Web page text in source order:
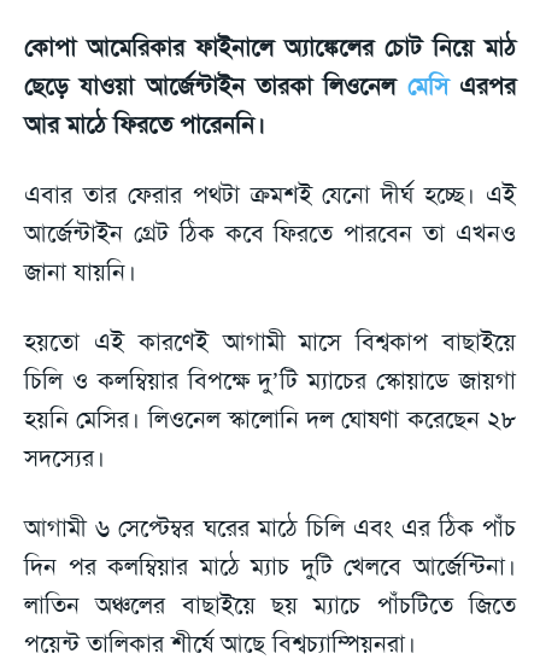
কোপা আমেরিকার ফাইনালে অ্যাঙ্কেলের চোট নিয়ে মাঠ
ছেড়ে যাওয়া আর্জেন্টাইন তারকা লিওনেল মেসিএরপর
আর মাঠে ফিরতে পারেননি।
এবার তার ফেরার পথটা ক্রমশই যেনো দীর্ঘ হচ্ছে। এই
আর্জেন্টাইন গ্রেট ঠিক কবে ফিরতে পারবেন তা এখনও
জানা যায়নি।
হয়তো এই কারণেই আগামী মাসে বিশ্বকাপ বাছাইয়ে
চিলি ও কলম্বিয়ার বিপক্ষে দু’টি ম্যাচের স্কোয়াডে জায়গা
হয়নি মেসির। লিওনেল স্কালোনি দল ঘোষণা করেছেন ২৮
সদস্যের।
আগামী ৬ সেপ্টেম্বর ঘরের মাঠে চিলি এবং এর ঠিক পাঁচ
দিন পর কলম্বিয়ার মাঠে ম্যাচ দুটি খেলবে আর্জেন্টিনা।
লাতিন অঞ্চলের বাছাইয়ে ছয় ম্যাচে পাঁচটিতে জিতে
পয়েন্ট তালিকার শীর্ষে আছে বিশ্বচ্যাম্পিয়নরা।